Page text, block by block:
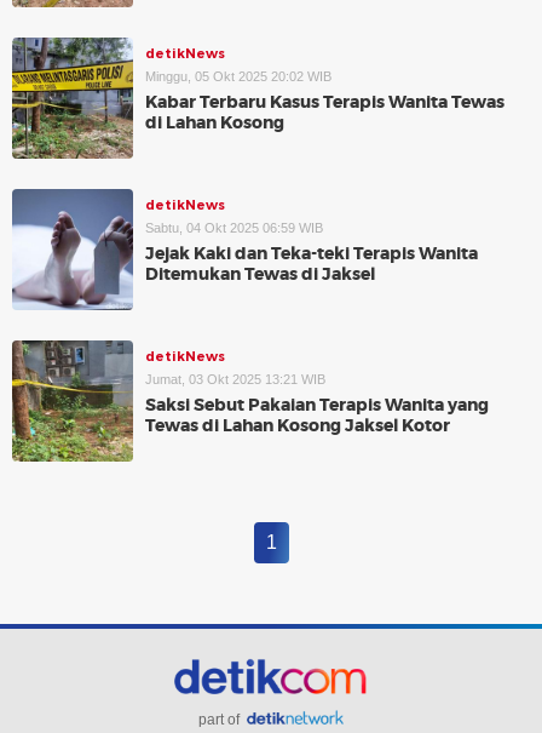
detikNews
Minggu, 05 Okt 2025 20:02 WIB
Kabar Terbaru Kasus Terapis Wanita Tewas
di Lahan Kosong
detikNews
Sabtu, 04 Okt 2025 06:59 WIB
Jejak Kaki dan Teka-teki Terapis Wanita
Ditemukan Tewas di Jaksel
detikNews
Jumat, 03 Okt 2025 13:21 WIB
Saksi Sebut Pakaian Terapis Wanita yang
Tewas di Lahan Kosong Jaksel Kotor
1
part of